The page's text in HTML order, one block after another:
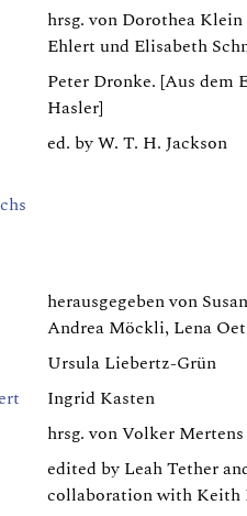
hrsg. von Dorothea
Ehlert und Elisabeth
Peter Dronke. [Aus dem
Hasler]
ed. by W. T. H. Jackson
herausgegeben von
Andrea Möckli, Lena
Ursula Liebertz-Grün
Ingrid Kasten
hrsg. von Volker Mertens
edited by Leah Tether
collaboration with Keith